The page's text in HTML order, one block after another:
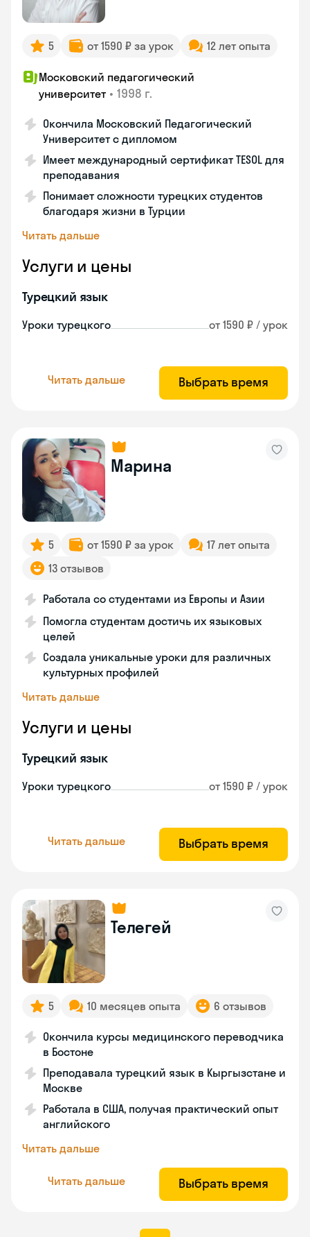
5 от 1590 ₽ за урок 12 лет опыта
Московский педагогический
университет • 1998 г.
Окончила Московский Педагогический
Университет с дипломом
Имеет международный сертификат TESOL для
преподавания
Понимает сложности турецких студентов
благодаря жизни в Турции
Читать дальше
Услуги и цены
Турецкий язык
Уроки турецкого от 1590 ₽ / урок
Читать дальше Выбрать время
Марина
5 от 1590 ₽ за урок
17 лет опыта
13 отзывов
Работала со студентами из Европы и Азии
Помогла студентам достичь их языковых
целей
Создала уникальные уроки для различных
культурных профилей
Читать дальше
Услуги и цены
Турецкий язык
Уроки турецкого от 1590 ₽ / урок
Читать дальше Выбрать время
Телегей
5 10 месяцев опыта 6 отзывов
Окончила курсы медицинского переводчика
в Бостоне
Преподавала турецкий язык в Кыргызстане и
Москве
Работала в США, получая практический опыт
английского
Читать дальше
Читать дальше Выбрать время